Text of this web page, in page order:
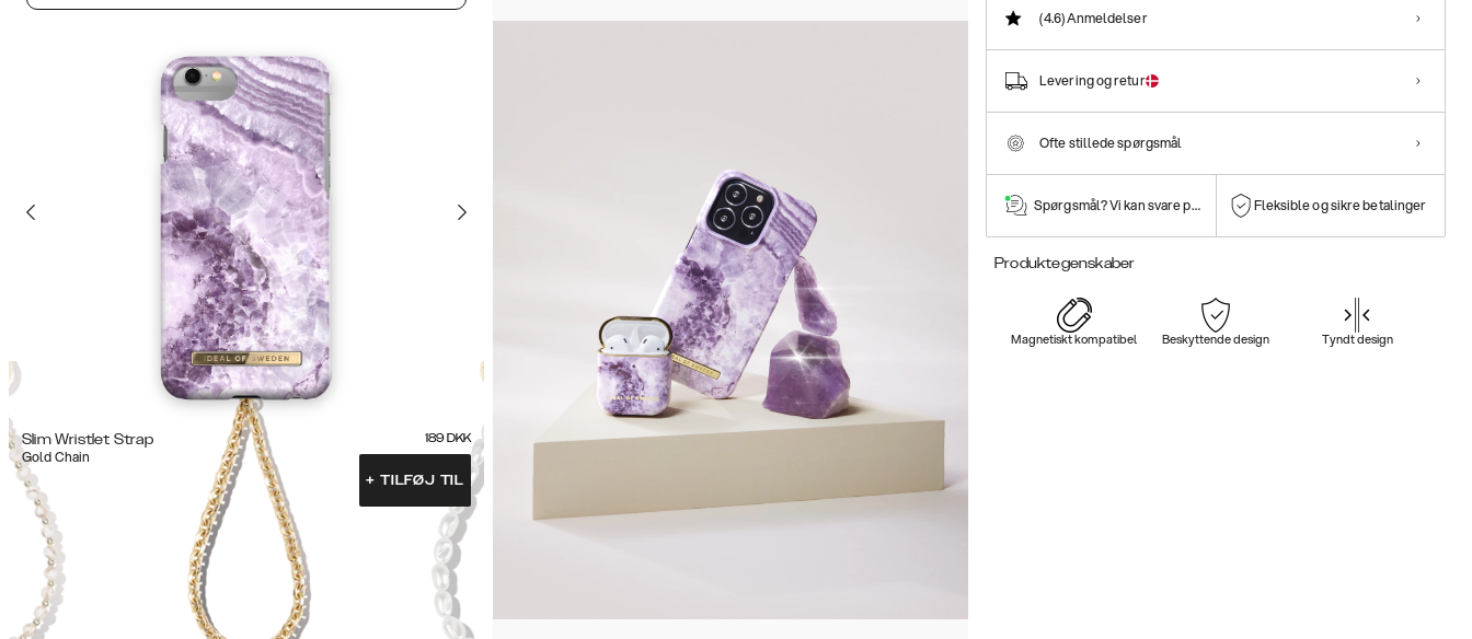
Slim Wristlet Strap
Gold Chain
189 DKK
+ TILFØJ TIL
(4.6)Anmeldelser
Levering og retur
Ofte stillede spørgsmål
Spørgsmål? Vi kan svare på dem! Fleksible og sikre betalinger
Produktegenskaber
Magnetiskt kompatibel Beskyttende design Tyndt design